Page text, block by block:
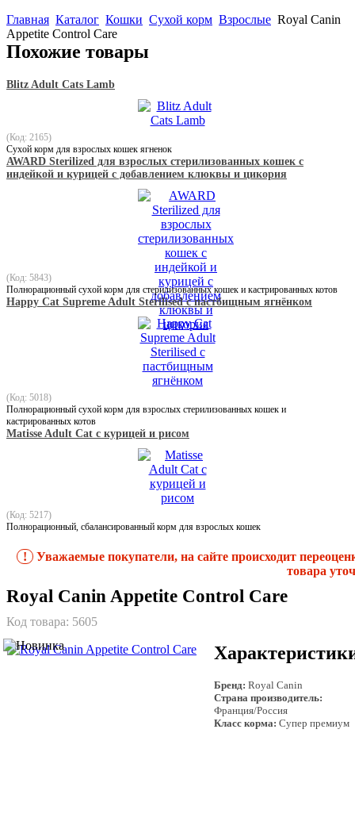
Главная Каталог Кошки Сухой корм Взрослые Royal Canin
Appetite Control Care
Похожие товары
Blitz Adult Cats Lamb
(Код: 2165)
Сухой корм для взрослых кошек ягненок
AWARD Sterilized для взрослых стерилизованных кошек с
индейкой и курицей с добавлением клюквы и цикория
(Код: 5843)
Полнорационный сухой корм для стерилизованных кошек и кастрированных котов
Happy Cat Supreme Adult Sterilised с пастбищным ягнёнком
(Код: 5018)
Полнорационный сухой корм для взрослых стерилизованных кошек и
кастрированных котов
Matisse Adult Cat с курицей и рисом
(Код: 5217)
Полнорационный, сбалансированный корм для взрослых кошек
!
Уважаемые покупатели, на сайте происходит
товара
Royal Canin Appetite Control Care
Код товара: 5605
Бренд: Royal Canin
Страна производитель:
Франция/Россия
Класс корма: Супер премиум